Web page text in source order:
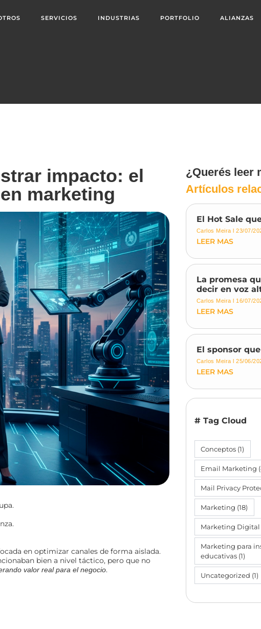
SERVICIOS INDUSTRIAS PORTFOLIO ALIANZAS
impacto: el
marketing
en optimizar canales de forma aislada.
bien a nivel táctico, pero que no
valor real para el negocio.
¿Querés leer
Artículos
El Hot Sale
Carlos Meira 23/07/
LEER MAS
La promesa
decir en voz
Carlos Meira 16/07/
LEER MAS
El sponsor
Carlos Meira 25/06/
LEER MAS
# Tag Cloud
Conceptos (1)
Email Marketing
Mail Privacy
Marketing (18)
Marketing Digital
Marketing para
educativas (1)
Uncategorized (1)